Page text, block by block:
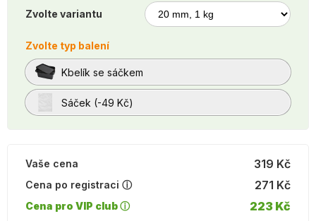
Zvolte variantu
Zvolte typ balení
Kbelík se sáčkem
Sáček (-49 Kč)
319 Kč
Vaše cena
Cena po registraci ⓘ
271 Kč
Cena pro VIP club ⓘ 223 Kč